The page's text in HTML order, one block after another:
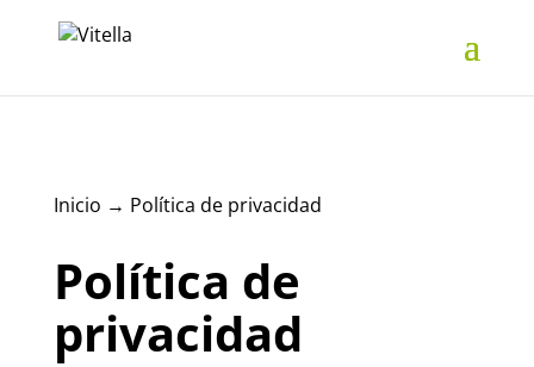
Inicio → Política de privacidad
Política de
privacidad